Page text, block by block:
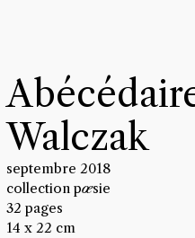
Walczak
septembre 2018
collection pœsie
32 pages
14 x 22 cm